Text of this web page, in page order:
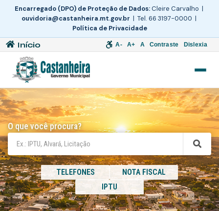
Encarregado (DPO) de Proteção de Dados:Cleire Carvalho |
ouvidoria@castanheira.mt.gov.br | Tel. 66 3197-0000 |
Política de Privacidade
Início A- A+ A Contraste Dislexia
O que você procura?
TELEFONES
NOTA FISCAL
IPTU